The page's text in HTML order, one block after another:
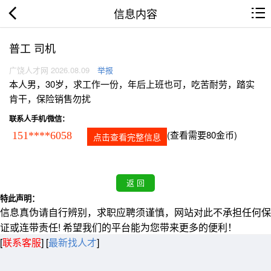
信息内容
普工 司机
广饶人才网 2026.08.09 举报
本人男，30岁，求工作一份，年后上班也可，吃苦耐劳，踏实
肯干，保险销售勿扰
联系人手机/微信：
151****6058 点击查看完整信息 (查看需要80金币)
特此声明：
信息真伪请自行辨别，求职应聘须谨慎，网站对此不承担任何保
证或连带责任! 希望我们的平台能为您带来更多的便利！
[联系客服] [最新找人才]